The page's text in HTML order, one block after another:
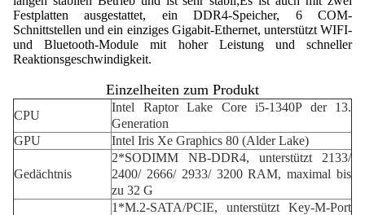
Festplatten ausgestattet, ein DDR4-Speicher, 6 COM-
Schnittstellen und ein einziges Gigabit-Ethernet, unterstützt WIFI-
und Bluetooth-Module mit hoher Leistung und schneller
Reaktionsgeschwindigkeit.
Einzelheiten zum Produkt
CPU
Intel Raptor Lake Core i5-1340P der 13.
Generation
GPU
Intel Iris Xe Graphics 80 (Alder Lake)
Gedächtnis
2*SODIMM NB-DDR4, unterstützt 2133/
2400/ 2666/ 2933/ 3200 RAM, maximal bis
zu 32 G
1*M.2-SATA/PCIE, unterstützt Key-M-Port